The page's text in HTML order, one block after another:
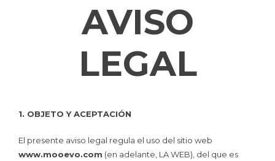
AVISO
LEGAL
1. OBJETO Y ACEPTACIÓN
El presente aviso legal regula el uso del sitio web
www.mooevo.com (en adelante, LA WEB), del que es